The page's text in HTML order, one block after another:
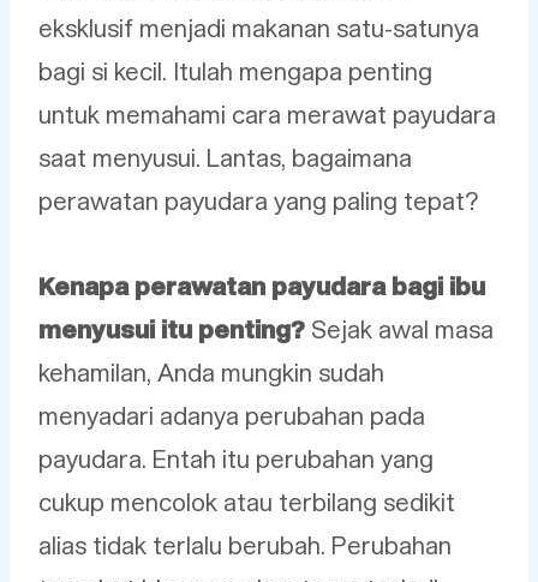
eksklusif menjadi makanan satu-satunya
bagi si kecil. Itulah mengapa penting
untuk memahami cara merawat payudara
saat menyusui. Lantas, bagaimana
perawatan payudara yang paling tepat?
Kenapa perawatan payudara bagi ibu
menyusui itu penting? Sejak awal masa
kehamilan, Anda mungkin sudah
menyadari adanya perubahan pada
payudara. Entah itu perubahan yang
cukup mencolok atau terbilang sedikit
alias tidak terlalu berubah. Perubahan